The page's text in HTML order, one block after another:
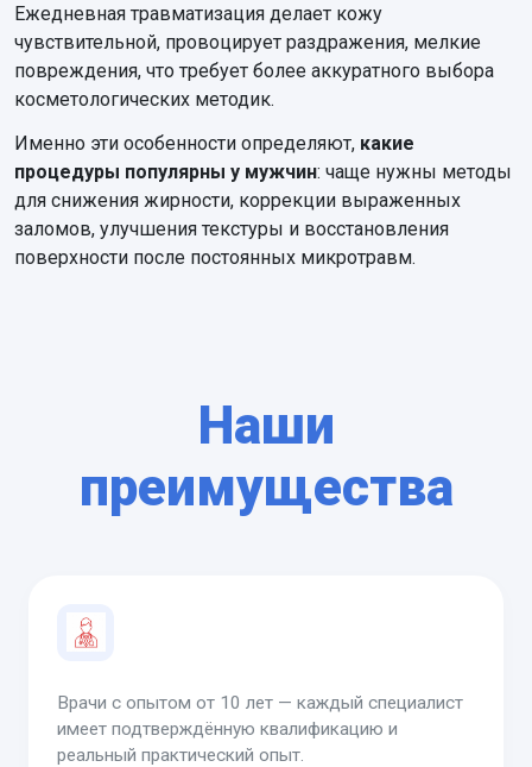
Ежедневная травматизация делает кожу
чувствительной, провоцирует раздражения, мелкие
повреждения, что требует более аккуратного выбора
косметологических методик.
Именно эти особенности определяют, какие
процедуры популярны у мужчин: чаще нужны методы
для снижения жирности, коррекции выраженных
заломов, улучшения текстуры и восстановления
поверхности после постоянных микротравм.
Наши
преимущества
Врачи с опытом от 10 лет — каждый специалист
имеет подтверждённую квалификацию и
реальный практический опыт.